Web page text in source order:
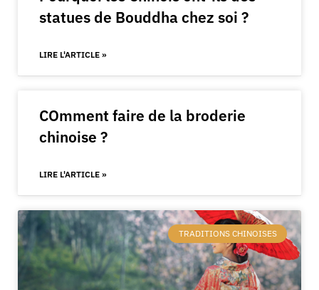
statues de Bouddha chez soi ?
LIRE L'ARTICLE »
COmment faire de la broderie
chinoise ?
LIRE L'ARTICLE »
TRADITIONS CHINOISES